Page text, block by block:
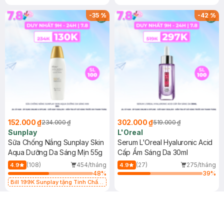
-35%
152.000 ₫234.000 ₫
Sunplay
Sữa Chống Nắng Sunplay Skin
Aqua Dưỡng Da Sáng Mịn 55g
4.9 (108)
454/tháng
48%
Bill 199K Sunplay tặng Tinh Chất
-42%
302.000 ₫519.000 ₫
L'Oreal
Serum L'Oreal Hyaluronic Acid
Cấp Ẩm Sáng Da 30ml
4.9 (27)
275/tháng
39%